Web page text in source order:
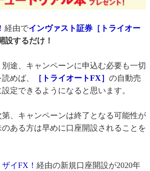
経由でインヴァスト証券［トライオー
設するだけ！
途、キャンペーンに申込む必要も一切
めば、
［トライオートFX］ の自動売
定できるようになると思います。
、キャンペーンは終了となる可能性が
ある方は早めに口座開設されることを
ザイFX！ 経由の新規口座開設が2020年